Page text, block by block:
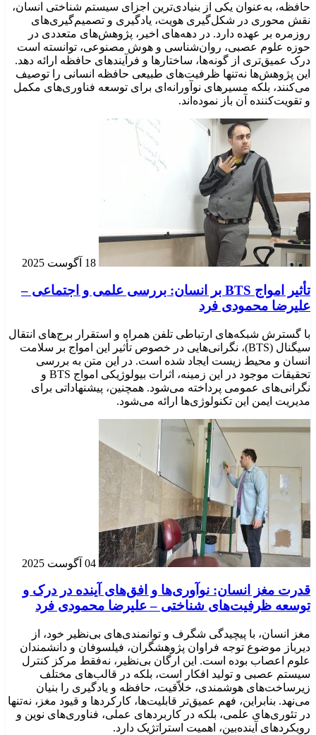
حافظه، به‌عنوان یکی از بنیادی‌ترین اجزای سیستم شناختی انسان،
نقش محوری در شکل‌گیری هویت، یادگیری و تصمیم‌گیری‌های
روزمره بر عهده دارد. در دهه‌های اخیر، پژوهش‌های متعددی در
حوزه علوم عصبی، روان‌شناسی و هوش مصنوعی، توانسته‌ است
درک عمیق‌تری از گونه‌ها، ساختارها و فرآیندهای حافظه ارائه دهد.
این پژوهش‌ها نه‌تنها ظرفیت‌های طبیعی حافظه انسانی را توصیف
می‌کنند، بلکه مسیرهای نوآورانه‌ای برای توسعه فناوری‌های مکمل
و تقویت‌کننده آن باز نموده‌اند.
18 آگوست 2025
تأثیر امواج BTS بر انسان: بررسی علمی و اجتماعی –
علیرضا محمودی فرد
با گسترش شبکه‌های ارتباطی تلفن همراه و استقرار برج‌های انتقال
سیگنال (BTS)، نگرانی‌هایی در خصوص تأثیر این امواج بر سلامت
انسان و محیط زیست ایجاد شده است. در این متن به بررسی
تحقیقات موجود در این زمینه، اثرات بیولوژیکی امواج BTS و
نگرانی‌های عمومی پرداخته می‌شود. همچنین، پیشنهاداتی برای
مدیریت ایمن این تکنولوژی‌ها ارائه می‌شود.
04 آگوست 2025
قدرت مغز انسان: نوآوری‌ها و افق‌های آینده در درک و
توسعه ظرفیت‌های شناختی – علیرضا محمودی فرد
مغز انسان، با پیچیدگی شگرف و توانمندی‌های بی‌نظیر خود، از
دیرباز موضوع توجه فراوان پژوهشگران، فیلسوفان و دانشمندان
علوم اعصاب بوده است. این ارگان بی‌نظیر، نه‌فقط مرکز کنترل
سیستم عصبی و تولید افکار است، بلکه در قالب‌های مختلف
زیرساخت‌های هوشمندی، خلاّقیت، حافظه و یادگیری را بنیان
می‌نهد. بنابراین، فهم عمیق‌تر قابلیت‌ها، کارکردها و قیود مغز، نه‌تنها
در تئوری‌های علمی، بلکه در کاربردهای عملی، فناوری‌های نوین و
رویکردهای آینده‌بین، اهمیت استراتژیک دارد.